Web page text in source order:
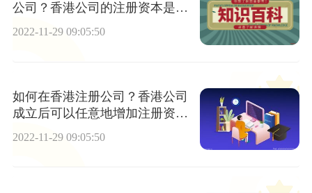
公司？香港公司的注册资本是什
么？
2022-11-29 09:05:50
如何在香港注册公司？香港公司
成立后可以任意地增加注册资本
2022-11-29 09:05:50